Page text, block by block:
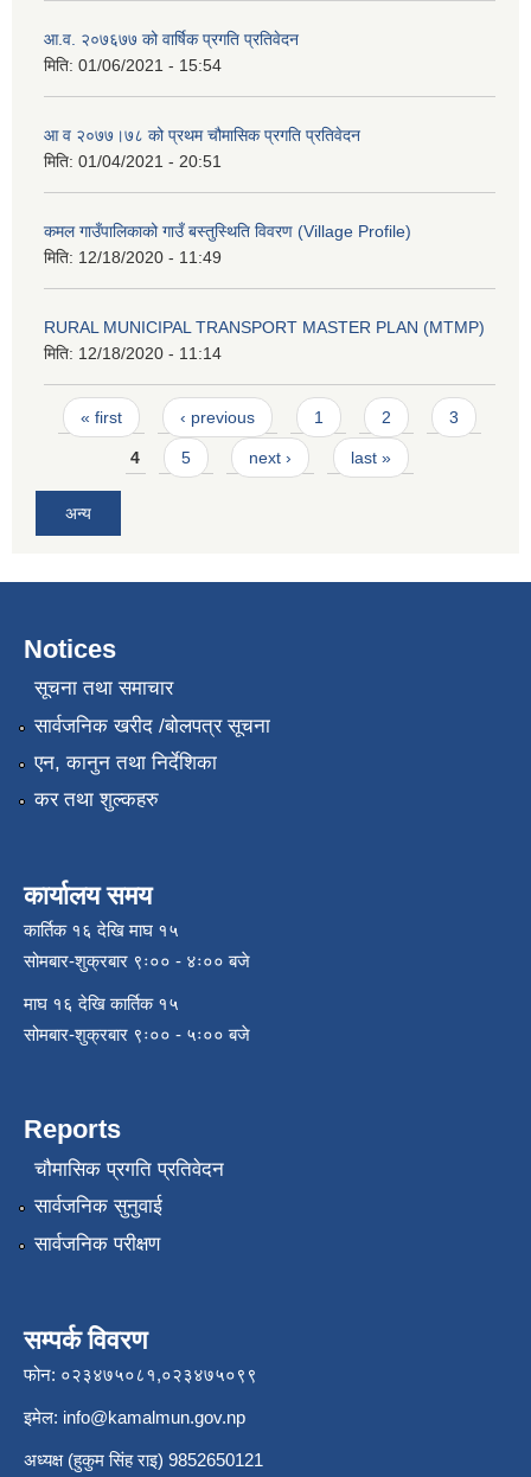
आ.व. २०७६७७ को वार्षिक प्रगति प्रतिवेदन
मिति: 01/06/2021 - 15:54
आ व २०७७।७८ को प्रथम चौमासिक प्रगति प्रतिवेदन
मिति: 01/04/2021 - 20:51
कमल गाउँपालिकाको गाउँ बस्तुस्थिति विवरण (Village Profile)
मिति: 12/18/2020 - 11:49
RURAL MUNICIPAL TRANSPORT MASTER PLAN (MTMP)
मिति: 12/18/2020 - 11:14
Pages
« first ‹ previous 1 2 3
4 5 next › last »
अन्य
Notices
सूचना तथा समाचार
सार्वजनिक खरीद /बोलपत्र सूचना
एन, कानुन तथा निर्देशिका
कर तथा शुल्कहरु
कार्यालय समय
कार्तिक १६ देखि माघ १५
सोमबार-शुक्रबार ९ः०० - ४ः०० बजे
माघ १६ देखि कार्तिक १५
सोमबार-शुक्रबार ९ः०० - ५ः०० बजे
Reports
चौमासिक प्रगति प्रतिवेदन
सार्वजनिक सुनुवाई
सार्वजनिक परीक्षण
सम्पर्क विवरण
फोन: ०२३४७५०८१,०२३४७५०९९
इमेल: info@kamalmun.gov.np
अध्यक्ष (हुकुम सिंह राइ) 9852650121